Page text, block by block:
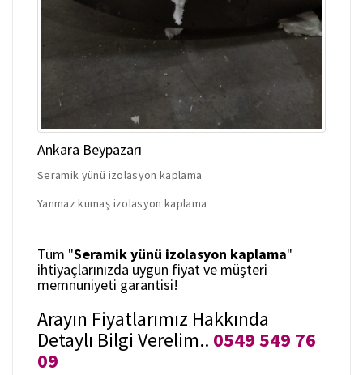
Ankara Beypazarı
Seramik yünü izolasyon kaplama
Yanmaz kumaş izolasyon kaplama
Tüm "Seramik yünü izolasyon kaplama"
ihtiyaçlarınızda uygun fiyat ve müşteri
memnuniyeti garantisi!
Arayın Fiyatlarımız Hakkında
Detaylı Bilgi Verelim.. 0549 549 76
09